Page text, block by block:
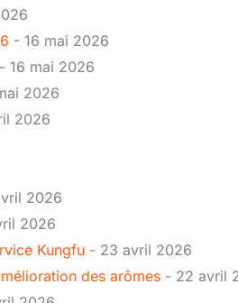
- 16 mai 2026
- 16 mai 2026
2026
2026
2026
2026
Kungfu - 23 avril 2026
des arômes - 22 avril